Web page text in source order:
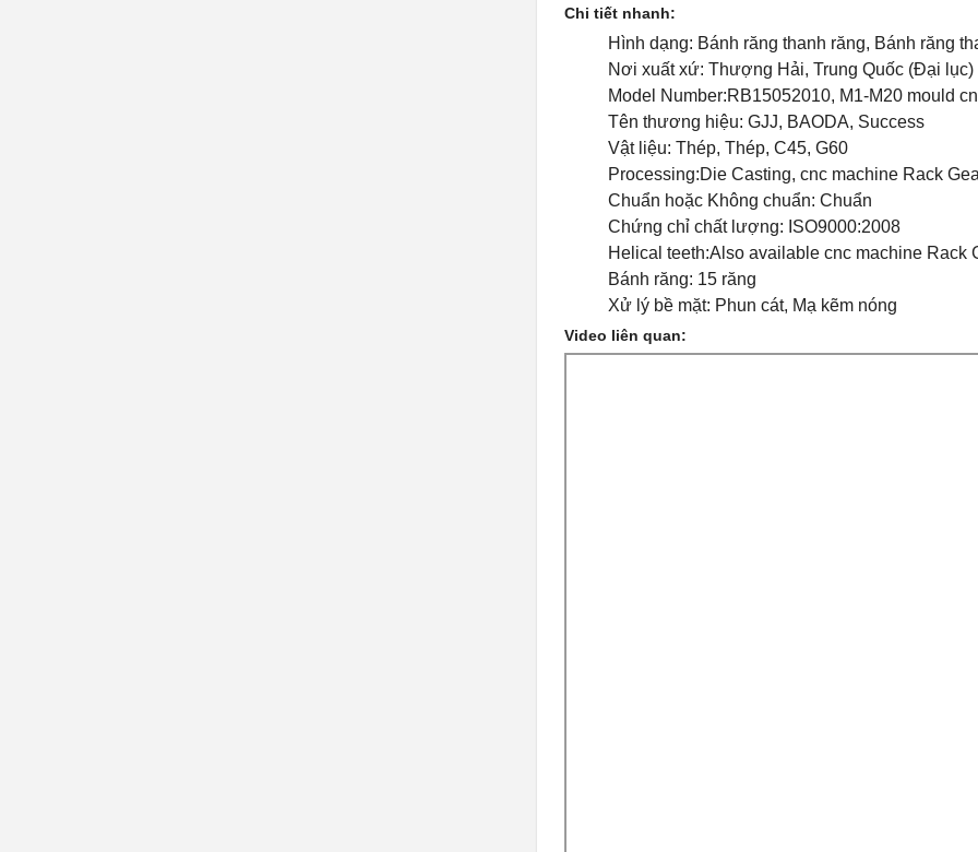
Chi tiết nhanh:
Hình dạng: Bánh răng thanh răng, Bánh răng
Nơi xuất xứ: Thượng Hải, Trung Quốc (Đại lục)
Model Number:RB15052010, M1-M20 mould
Tên thương hiệu: GJJ, BAODA, Success
Vật liệu: Thép, Thép, C45, G60
Processing:Die Casting, cnc machine Rack
Chuẩn hoặc Không chuẩn: Chuẩn
Chứng chỉ chất lượng: ISO9000:2008
Helical teeth:Also available cnc machine Rack
Bánh răng: 15 răng
Xử lý bề mặt: Phun cát, Mạ kẽm nóng
Video liên quan: